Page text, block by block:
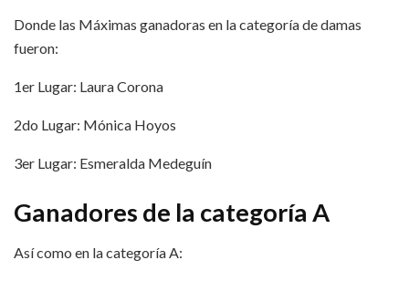
Donde las Máximas ganadoras en la categoría de damas
fueron:
1er Lugar: Laura Corona
2do Lugar: Mónica Hoyos
3er Lugar: Esmeralda Medeguín
Ganadores de la categoría A
Así como en la categoría A: